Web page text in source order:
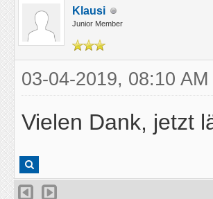
Klausi
Junior Member
03-04-2019, 08:10 AM
Vielen Dank, jetzt